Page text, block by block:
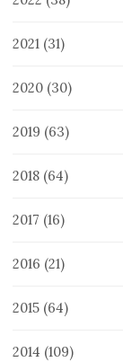
2021 (31)
2020 (30)
2019 (63)
2018 (64)
2017 (16)
2016 (21)
2015 (64)
2014 (109)